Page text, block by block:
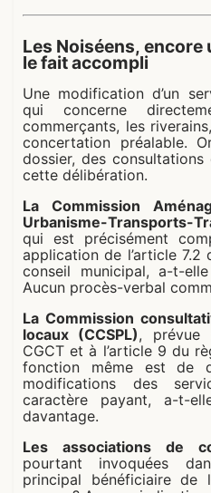
Les Noiséens,
le fait accompli
Une modification d’un
qui concerne
commerçants, les
concertation préalable.
dossier, des
cette délibération.
La Commission
Urbanisme-Transports-
qui est précisément
application de l’article 7.2
conseil municipal, a-t-
Aucun procès-verbal
La Commission
locaux (CCSPL), prévue
CGCT et à l’article 9 du
fonction même est de
modifications des
caractère payant, a-t-
davantage.
Les associations de
pourtant invoquées
principal bénéficiaire de